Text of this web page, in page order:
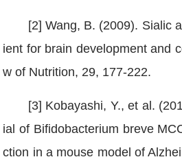
[2] Wang, B. (2009). Sialic
ient for brain development and
w of Nutrition, 29, 177-222.
[3] Kobayashi, Y., et al.
ial of Bifidobacterium breve
ction in a mouse model of